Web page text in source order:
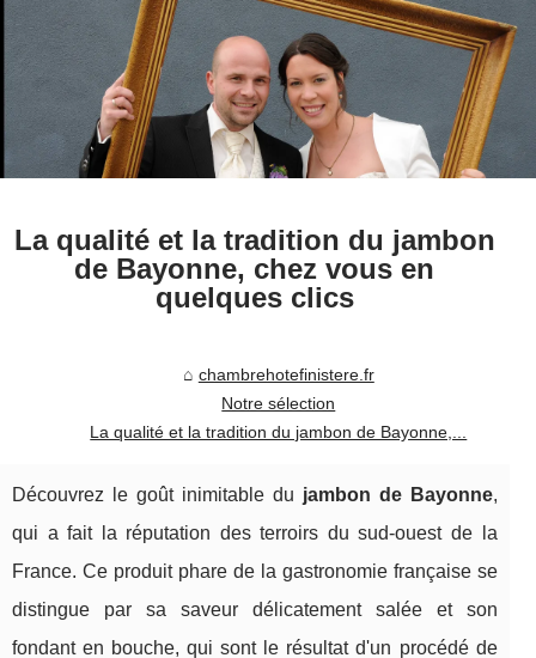
La qualité et la tradition du jambon
de Bayonne, chez vous en
quelques clics
chambrehotefinistere.fr
Notre sélection
La qualité et la tradition du jambon de Bayonne,...
Découvrez le goût inimitable du jambon de Bayonne,
qui a fait la réputation des terroirs du sud-ouest de la
France. Ce produit phare de la gastronomie française se
distingue par sa saveur délicatement salée et son
fondant en bouche, qui sont le résultat d'un procédé de